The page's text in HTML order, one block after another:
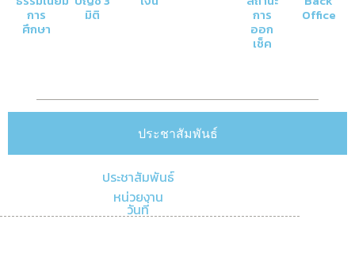
การ
ศึกษา
มิติ การ
ออก
เช็ค
Office
ประชาสัมพันธ์
ประชาสัมพันธ์
หน่วยงาน
วันที่